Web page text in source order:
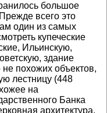
большое
всего это
один из самых
купеческие
Ильинскую,
здание
похожих объектов,
лестницу (448
на
Банка
архитектура,